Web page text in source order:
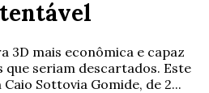
3D mais econômica e capaz
seriam descartados. Este
Sottovia Gomide, de 2...